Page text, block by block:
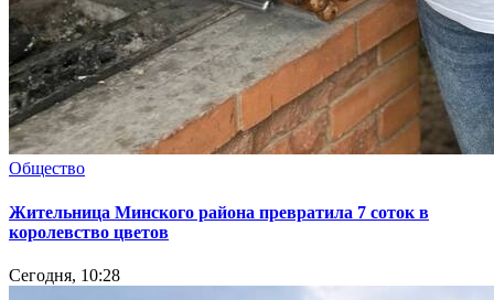
Общество
Жительница Минского района превратила 7 соток в
королевство цветов
Сегодня, 10:28